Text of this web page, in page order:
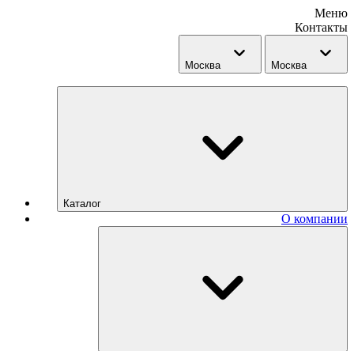
Меню
Контакты
Москва Москва
Каталог
О компании